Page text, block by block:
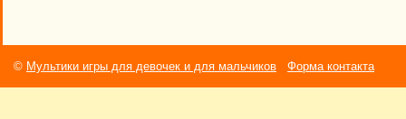
© Мультики игры для девочек и для мальчиков Форма контакта